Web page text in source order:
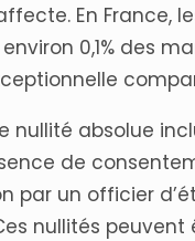
En France,
0,1% des
nullité absolue
de
par un officier
nullités peuvent